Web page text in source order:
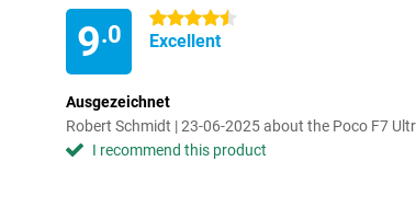
9.0
4.5 stars
Excellent
Ausgezeichnet
Robert Schmidt | 23-06-2025 about the Poco F7
I recommend this product